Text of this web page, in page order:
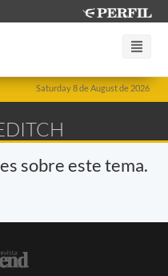
Saturday 8 de August de 2026
sobre este tema.